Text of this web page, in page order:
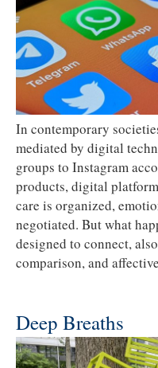
In contemporary
mediated by digital
groups to Instagram
products, digital
care is organized,
negotiated. But what
designed to connect,
comparison, and affective
Deep Breaths